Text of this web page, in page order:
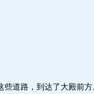
道路，到达了大殿前方